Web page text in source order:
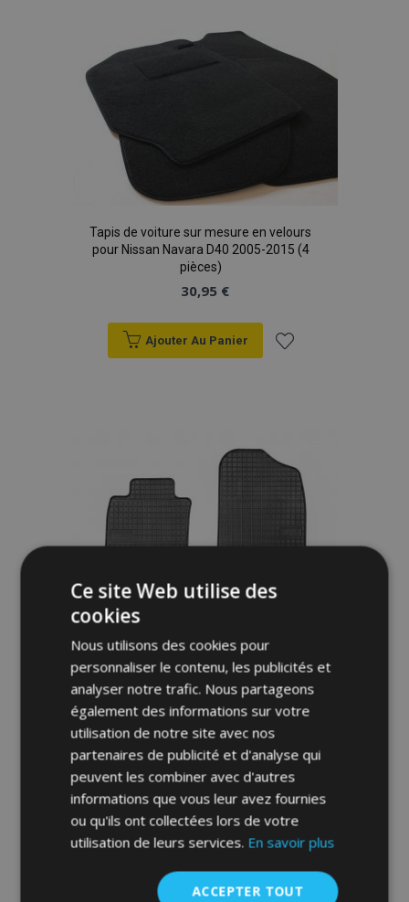
liste
d'achats
Tapis de voiture sur mesure en velours
pour Nissan Navara D40 2005-2015 (4
pièces)
30,95 €
Ajouter Au Panier
d'achats
Tapis de voiture pour NISSAN NAVARA II 4
pcs 2016-up
40,00 €
Ajouter Au Panier
Ce site Web utilise des
cookies
Nous utilisons des cookies pour
personnaliser le contenu, les publicités et
analyser notre trafic. Nous partageons
également des informations sur votre
utilisation de notre site avec nos
partenaires de publicité et d'analyse qui
peuvent les combiner avec d'autres
informations que vous leur avez fournies
ou qu'ils ont collectées lors de votre
utilisation de leurs services. En savoir plus
ACCEPTER TOUT